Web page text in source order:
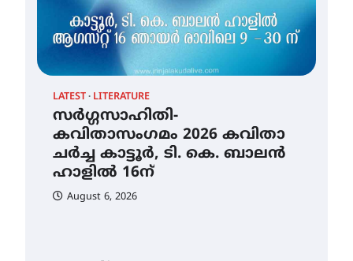
LATEST LITERATURE
സർഗ്ഗസാഹിതി-
കവിതാസംഗമം 2026 കവിതാ
ചർച്ച കാട്ടൂർ, ടി. കെ. ബാലൻ
ഹാളിൽ 16ന്
August 6, 2026
പരിചയപ്പെടാം
തേലപ്പിളളി പാറേമൽ വറീത്
തോമാസ് (69) അന്തരിച്ചു
August 5, 2026